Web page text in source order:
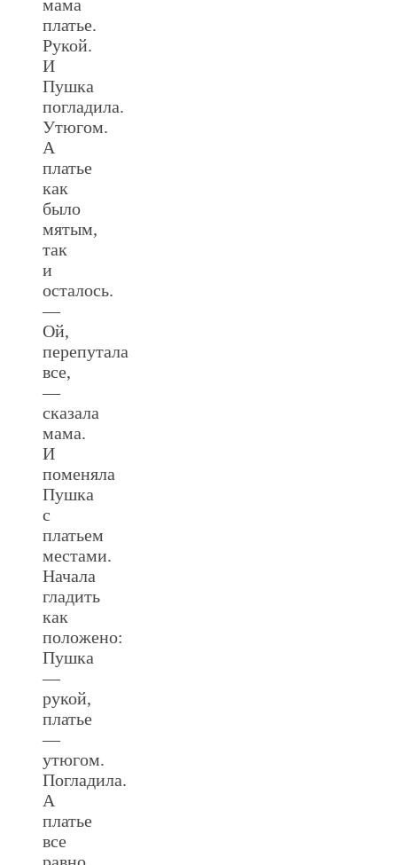
мама
платье.
Рукой.
И
Пушка
погладила.
Утюгом.
А
платье
как
было
мятым,
так
и
осталось.
—
Ой,
перепутала
все,
—
сказала
мама.
И
поменяла
Пушка
с
платьем
местами.
Начала
гладить
как
положено:
Пушка
—
рукой,
платье
—
утюгом.
Погладила.
А
платье
все